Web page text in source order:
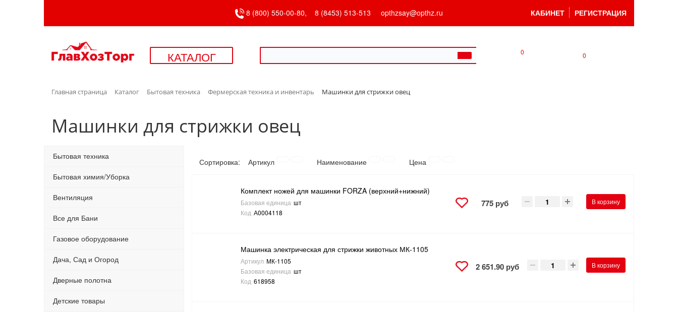
8 (800) 550-00-80, 8 (8453) 513-513 opthzsay@opthz.ru КАБИНЕТ РЕГИСТРАЦИЯ
КАТАЛОГ 0 0
Главная страница Каталог Бытовая техника Фермерская техника и инвентарь Машинки для стрижки овец
Машинки для стрижки овец
Бытовая техника
Бытовая химия/Уборка
Вентиляция
Все для Бани
Газовое оборудование
Дача, Сад и Огород
Дверные полотна
Детские товары
Сортировка: Артикул Наименование Цена
Комплект ножей для машинки FORZA (верхний+нижний)
Базовая единица шт
Код А0004118
775 руб В корзину
Машинка электрическая для стрижки животных МК-1105
Артикул МК-1105
Базовая единица шт
Код 618958
2 651.90 руб В корзину